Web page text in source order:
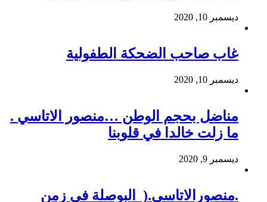
ديسمبر 10, 2020
غاب صاحب الضحكة الطفولية
ديسمبر 10, 2020
مناضل بحجم الوطن …منصور الاتاسي .
ما زلت خالدا في قلوبنا
ديسمبر 9, 2020
.منصورالاتاسي.( البوصلة في زمن